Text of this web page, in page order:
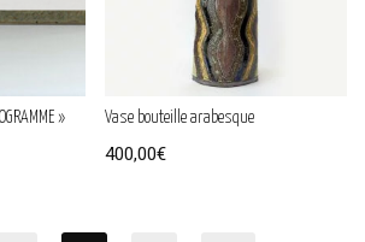
» Vase bouteille arabesque
400,00€